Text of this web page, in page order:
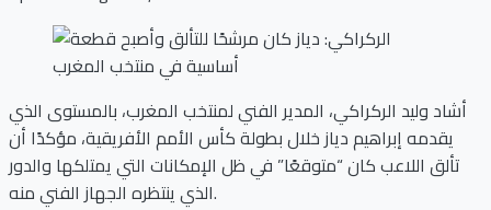
أشاد وليد الركراكي، المدير الفني لمنتخب المغرب، بالمستوى الذي
يقدمه إبراهيم دياز خلال بطولة كأس الأمم الأفريقية، مؤكدًا أن
تألق اللاعب كان “متوقعًا” في ظل الإمكانات التي يمتلكها والدور
الذي ينتظره الجهاز الفني منه.